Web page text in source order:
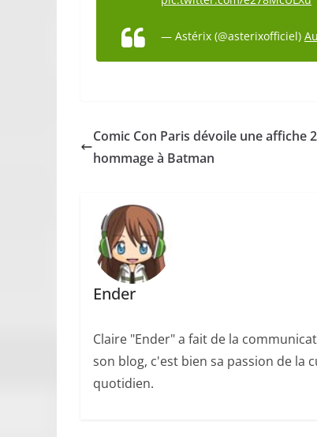
— Astérix (@asterixofficiel)
Comic Con Paris dévoile une affiche
hommage à Batman
Ender
Claire "Ender" a fait de la
son blog, c'est bien sa passion de la
quotidien.